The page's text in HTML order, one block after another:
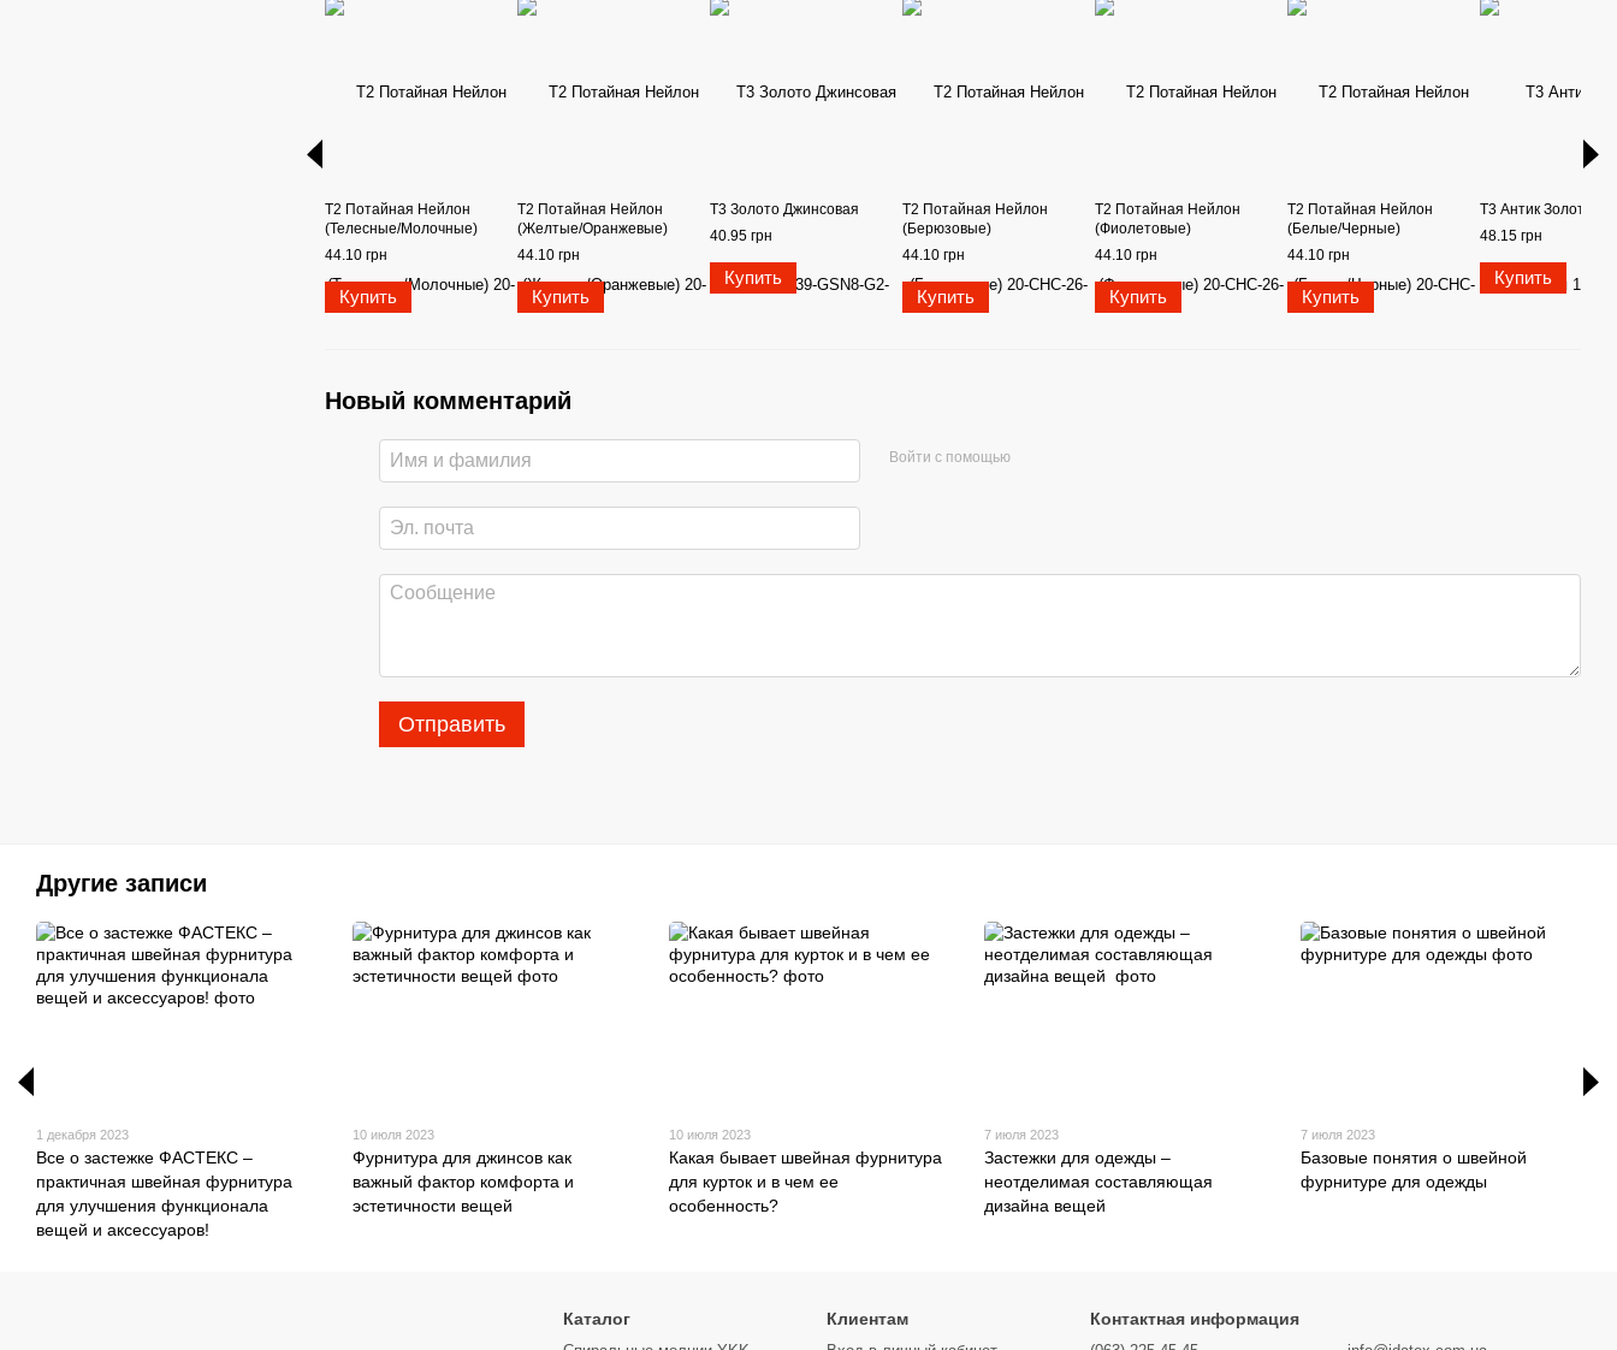
Т2 Потайная Нейлон
(Телесные/Молочные)
44.10 грн
Купить
Т2 Потайная Нейлон
(Желтые/Оранжевые)
44.10 грн
Купить
Т3 Золото Джинсовая
40.95 грн
Купить
Т2 Потайная Нейлон
(Берюзовые)
44.10 грн
Купить
Т2 Потайная Нейлон
(Фиолетовые)
44.10 грн
Купить
Т2 Потайная Нейлон
(Белые/Черные)
44.10 грн
Купить
Т3 Антик Золото
48.15 грн
Купить
Новый комментарий
Войти с помощью
Отправить
Другие записи
1 декабря 2023
Все о застежке ФАСТЕКС –
практичная швейная фурнитура
для улучшения функционала
вещей и аксессуаров!
10 июля 2023
Фурнитура для джинсов как
важный фактор комфорта и
эстетичности вещей
10 июля 2023
Какая бывает швейная фурнитура
для курток и в чем ее
особенность?
7 июля 2023
Застежки для одежды –
неотделимая составляющая
дизайна вещей
7 июля 2023
Базовые понятия о швейной
фурнитуре для одежды
Каталог Клиентам Контактная информация